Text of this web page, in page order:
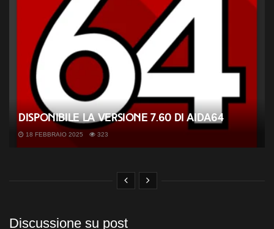
Disponibile la versione 7.60 di AIDA64
18 FEBBRAIO 2025 323
Discussione su post